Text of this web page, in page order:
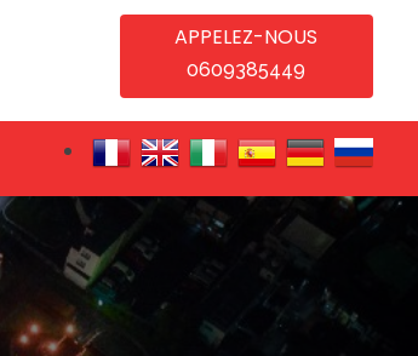
APPELEZ-NOUS
0609385449